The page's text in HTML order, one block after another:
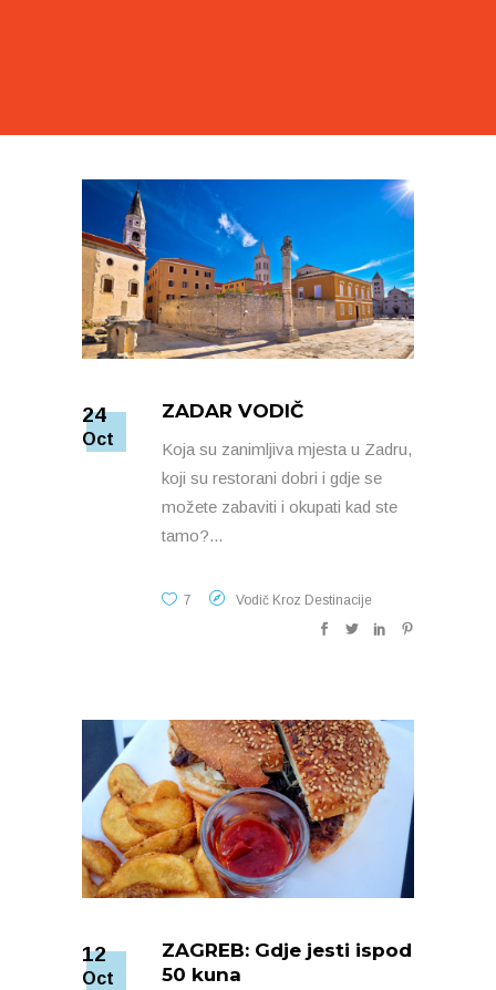
24
Oct
ZADAR VODIČ
Koja su zanimljiva mjesta u Zadru,
koji su restorani dobri i gdje se
možete zabaviti i okupati kad ste
tamo?
7 Vodič Kroz Destinacije
12
Oct
ZAGREB: Gdje jesti ispod
50 kuna